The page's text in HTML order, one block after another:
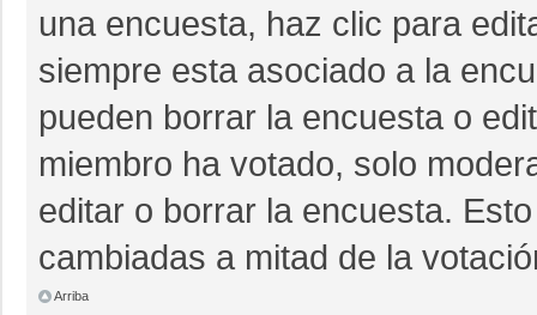
una encuesta, haz clic para
siempre esta asociado a la
pueden borrar la encuesta o
miembro ha votado, solo
editar o borrar la encuesta.
cambiadas a mitad de la
Arriba